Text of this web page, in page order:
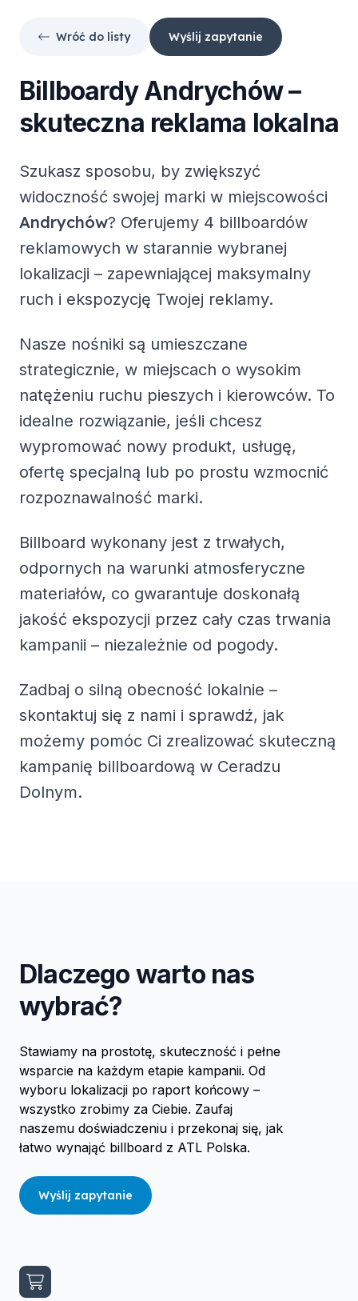
Wróć do listy Wyślij zapytanie
BillboardyAndrychów–
skuteczna reklama lokalna
Szukasz sposobu, by zwiększyć
widoczność swojej marki w miejscowości
Andrychów? Oferujemy 4 billboardów
reklamowych w starannie wybranej
lokalizacji – zapewniającej maksymalny
ruch i ekspozycję Twojej reklamy.
Nasze nośniki są umieszczane
strategicznie, w miejscach o wysokim
natężeniu ruchu pieszych i kierowców. To
idealne rozwiązanie, jeśli chcesz
wypromować nowy produkt, usługę,
ofertę specjalną lub po prostu wzmocnić
rozpoznawalność marki.
Billboard wykonany jest z trwałych,
odpornych na warunki atmosferyczne
materiałów, co gwarantuje doskonałą
jakość ekspozycji przez cały czas trwania
kampanii – niezależnie od pogody.
Zadbaj o silną obecność lokalnie –
skontaktuj się z nami i sprawdź, jak
możemy pomóc Ci zrealizować skuteczną
kampanię billboardową w Ceradzu
Dolnym.
Dlaczego warto nas
wybrać?
Stawiamy na prostotę, skuteczność i pełne
wsparcie na każdym etapie kampanii. Od
wyboru lokalizacji po raport końcowy –
wszystko zrobimy za Ciebie. Zaufaj
naszemu doświadczeniu i przekonaj się, jak
łatwo wynająć billboard z ATL Polska.
Wyślij zapytanie